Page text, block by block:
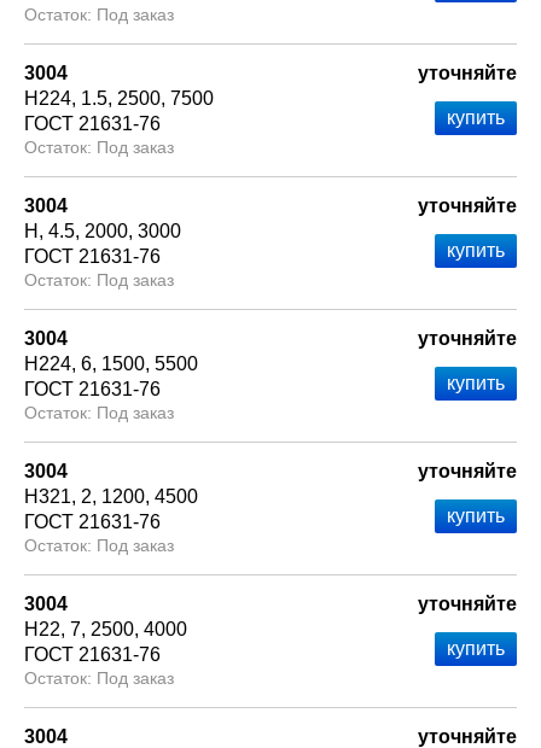
Под заказ
3004
Н224 1.5 2500 7500
ГОСТ 21631-76
Под заказ
уточняйте
3004
Н
4.5 2000 3000
ГОСТ 21631-76
Под заказ
уточняйте
3004
Н224 6 1500 5500
ГОСТ 21631-76
Под заказ
уточняйте
3004
Н321 2 1200 4500
ГОСТ 21631-76
Под заказ
уточняйте
3004
Н22 7 2500 4000
ГОСТ 21631-76
Под заказ
уточняйте
3004
уточняйте